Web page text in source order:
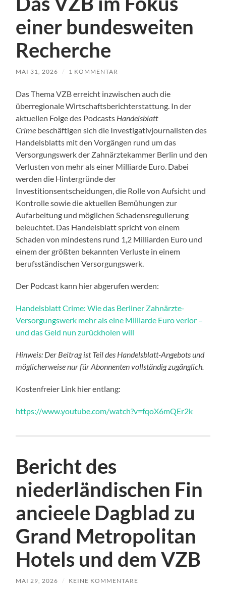
einer bundesweiten
Recherche
MAI 31, 2026 / 1 KOMMENTAR
Das Thema VZB erreicht inzwischen auch die
überregionale Wirtschaftsberichterstattung. In der
aktuellen Folge des Podcasts Handelsblatt
Crime beschäftigen sich die Investigativjournalisten des
Handelsblatts mit den Vorgängen rund um das
Versorgungswerk der Zahnärztekammer Berlin und den
Verlusten von mehr als einer Milliarde Euro. Dabei
werden die Hintergründe der
Investitionsentscheidungen, die Rolle von Aufsicht und
Kontrolle sowie die aktuellen Bemühungen zur
Aufarbeitung und möglichen Schadensregulierung
beleuchtet. Das Handelsblatt spricht von einem
Schaden von mindestens rund 1,2 Milliarden Euro und
einem der größten bekannten Verluste in einem
berufsständischen Versorgungswerk.
Der Podcast kann hier abgerufen werden:
Handelsblatt Crime: Wie das Berliner Zahnärzte-
Versorgungswerk mehr als eine Milliarde Euro verlor –
und das Geld nun zurückholen will
Hinweis: Der Beitrag ist Teil des Handelsblatt-Angebots und
möglicherweise nur für Abonnenten vollständig zugänglich.
Kostenfreier Link hier entlang:
https://www.youtube.com/watch?v=fqoX6mQEr2k
Bericht des
niederländischen Fin
ancieele Dagblad zu
Grand Metropolitan
Hotels und dem VZB
MAI 29, 2026 / KEINE KOMMENTARE